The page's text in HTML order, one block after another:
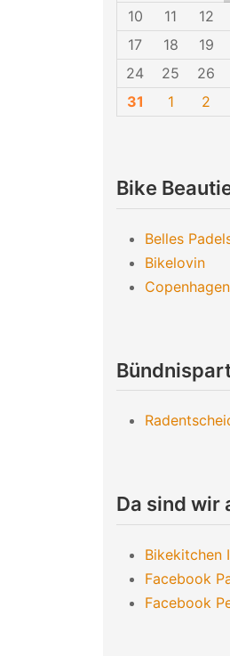
10
11 12
17
18 19
24
25 26
31
1 2
Bike
Belles
Bikelovin
Da sind wir
Bikekitchen
Facebook
Facebook